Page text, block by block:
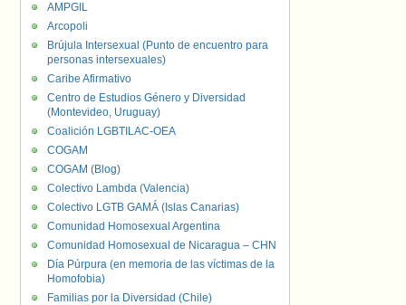
AMPGIL
Arcopoli
Brújula Intersexual (Punto de encuentro para
personas intersexuales)
Caribe Afirmativo
Centro de Estudios Género y Diversidad
(Montevideo, Uruguay)
Coalición LGBTILAC-OEA
COGAM
COGAM (Blog)
Colectivo Lambda (Valencia)
Colectivo LGTB GAMÁ (Islas Canarias)
Comunidad Homosexual Argentina
Comunidad Homosexual de Nicaragua – CHN
Día Púrpura (en memoria de las víctimas de la
Homofobia)
Familias por la Diversidad (Chile)